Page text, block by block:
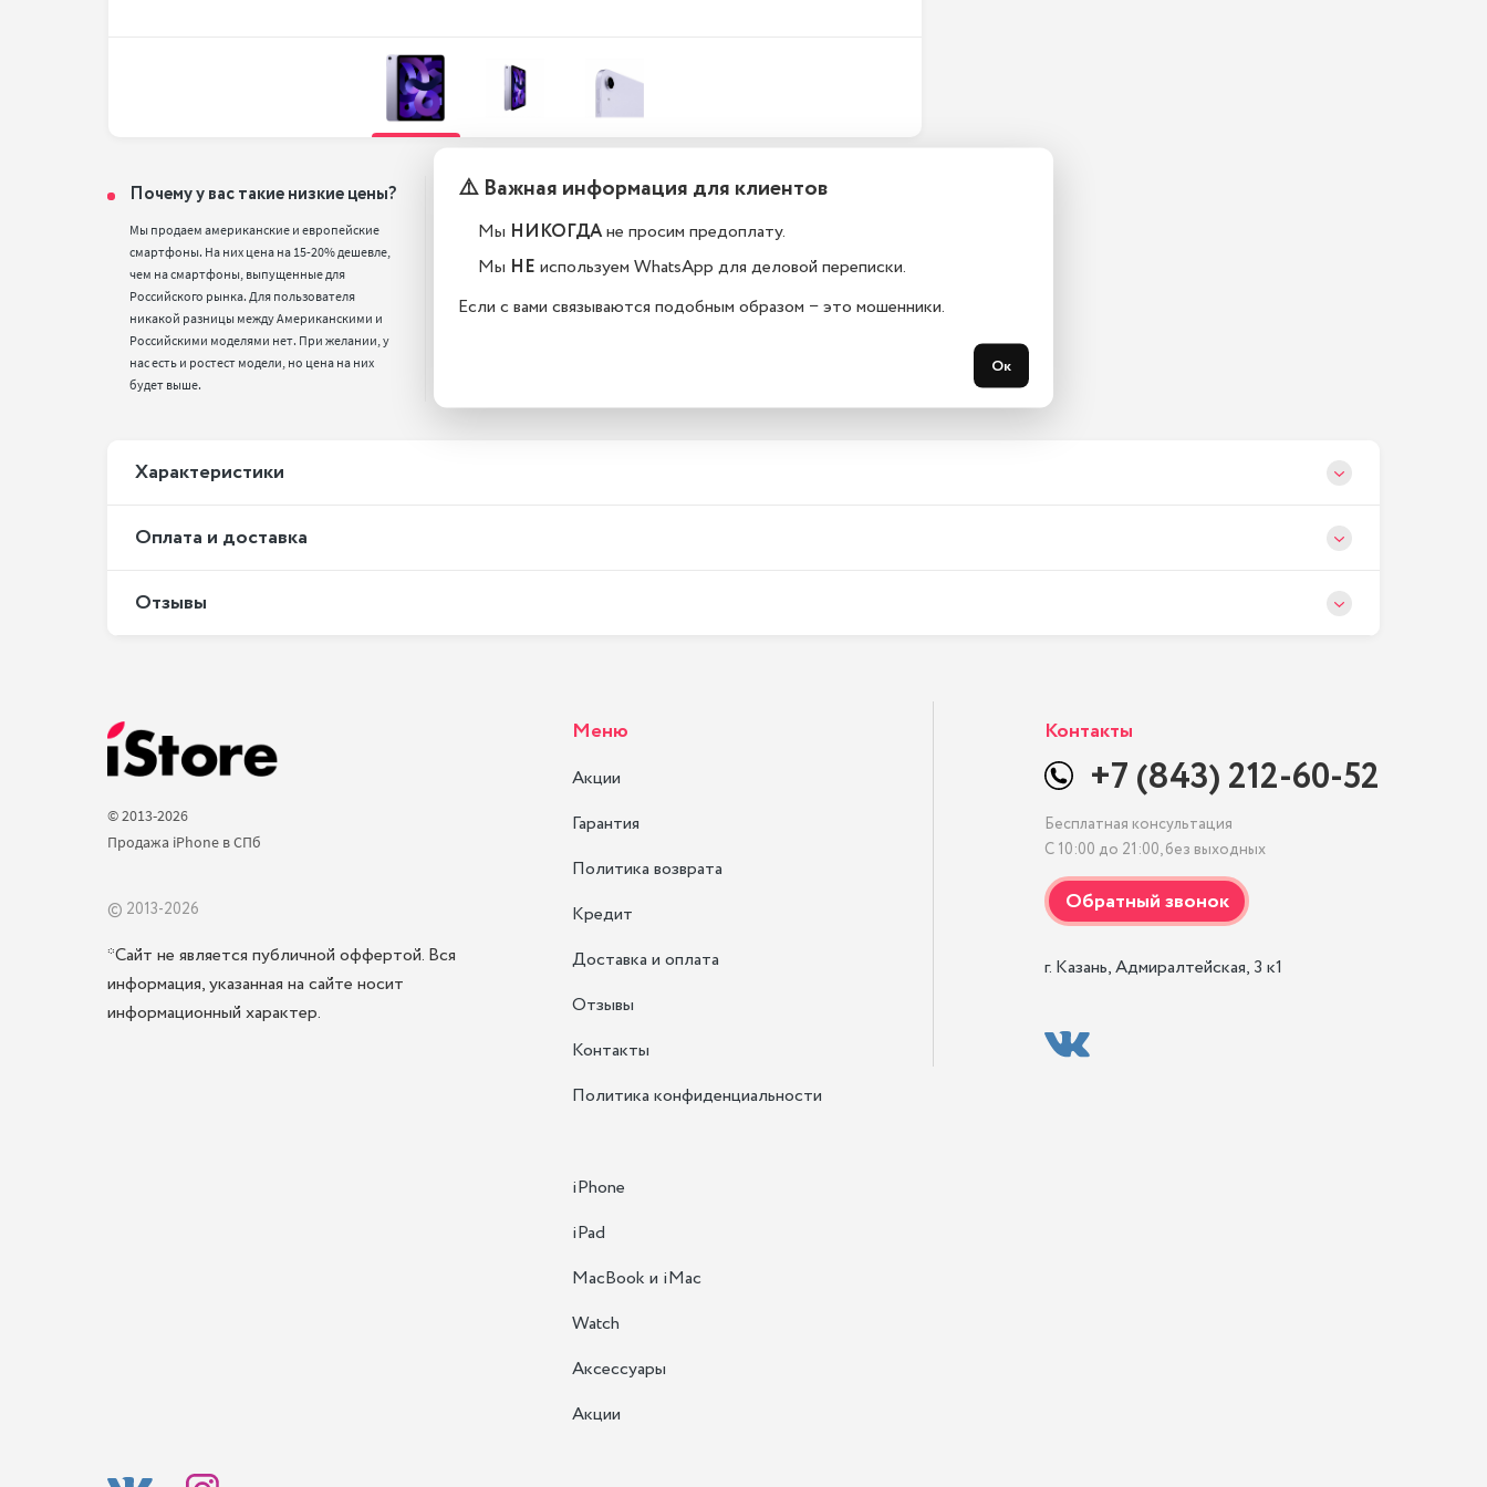
Почему у вас такие низкие цены?
Мы продаем американские и европейские
смартфоны. На них цена на 15-20% дешевле,
чем на смартфоны, выпущенные для
Российского рынка. Для пользователя
никакой разницы между Американскими и
Российскими моделями нет. При желании, у
нас есть и ростест модели, но цена на них
будет выше.
Телефоны новые или
восстановленные?
Все телефоны в kazan.istoreapple.ru
полностью оригинальные, с полной
стандартной комплектацией.
Какой срок гарантии?
На всю технику, представленную у нас на
дней. Обмен и возврат возможен в течени
Xарактеристики
Оплата и доставка
Отзывы
© 2013-2026
Продажа iPhone в СПб
© 2013-2026
*Сайт не является публичной оффертой. Вся
информация, указанная на сайте носит
информационный характер.
Меню
Акции
Гарантия
Политика возврата
Кредит
Доставка и оплата
Отзывы
Контакты
Политика конфиденциальности
iPhone
iPad
MacBook и iMac
Watch
Аксессуары
Акции
Контакты
+7 (843) 212-60-52
Бесплатная консультация
С 10:00 до 21:00, без выходных
г. Казань, Адмиралтейская, 3 к1
⚠️ Важная информация для клиентов
Мы НИКОГДАне просим предоплату.
Мы НЕ используем WhatsApp для деловой переписки.
Если с вами связываются подобным образом − это мошенники.
Ок